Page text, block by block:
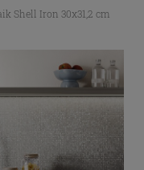
Shell Iron 30x31,2 cm